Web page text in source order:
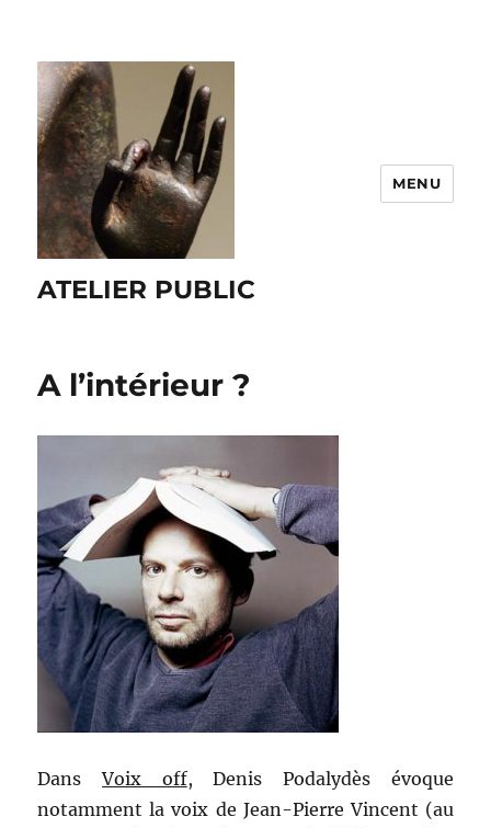
ATELIER PUBLIC
MENU
A l’intérieur ?
DansVoix off, Denis Podalydès évoque
notamment la voix de Jean-Pierre Vincent (au